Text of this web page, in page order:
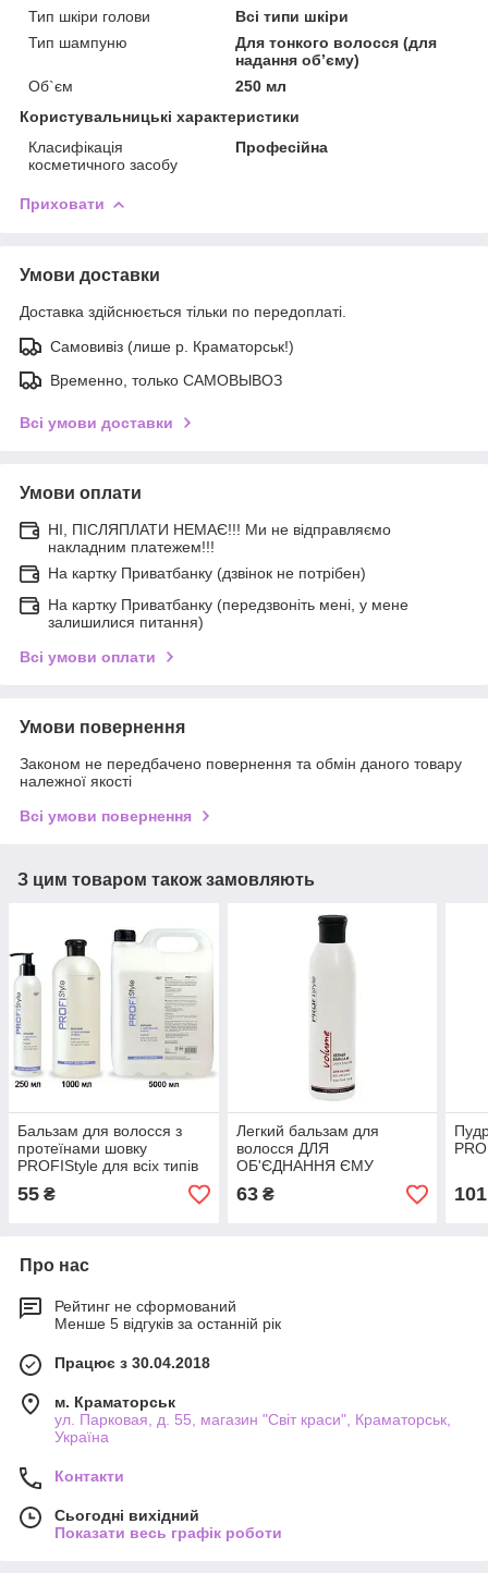
Тип шкіри голови
Всі типи шкіри
Тип шампуню
Для тонкого волосся (для
надання обʼєму)
Об`єм
250 мл
Користувальницькі характеристики
Класифікація
косметичного засобу
Професійна
Приховати
Умови доставки
Доставка здійснюється тільки по передоплаті.
Самовивіз (лише р. Краматорськ!)
Временно, только САМОВЫВОЗ
Всі умови доставки
Умови оплати
НІ, ПІСЛЯПЛАТИ НЕМАЄ!!! Ми не відправляємо
накладним платежем!!!
На картку Приватбанку (дзвінок не потрібен)
На картку Приватбанку (передзвоніть мені, у мене
залишилися питання)
Всі умови оплати
Умови повернення
Законом не передбачено повернення та обмін даного товару
належної якості
Всі умови повернення
З цим товаром також замовляють
Бальзам для волосся з
протеїнами шовку
PROFIStyle для всіх типів
волосся
55 ₴
Легкий бальзам для
волосся ДЛЯ
ОБ'ЄДНАННЯ ЄМУ
PROFIStyle
63₴ 101
Про нас
Рейтинг не сформований
Менше 5 відгуків за останній рік
Працює з 30.04.2018
м. Краматорськ
ул. Парковая, д. 55, магазин "Світ краси", Краматорськ,
Україна
Контакти
Сьогодні вихідний
Показати весь графік роботи